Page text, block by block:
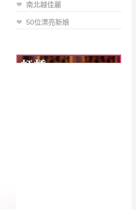
南北越佳麗
50位漂亮新娘